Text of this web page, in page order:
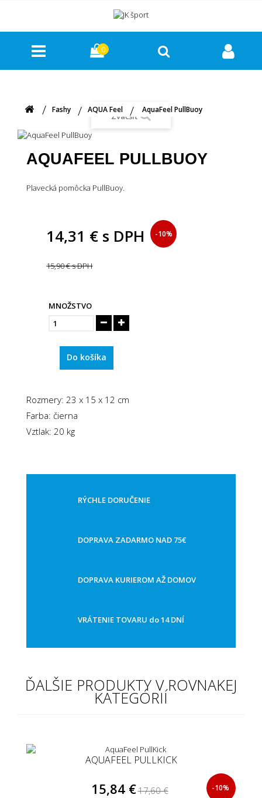
0
Fashy AQUA Feel AquaFeel PullBuoy
Zväčšiť
AQUAFEEL PULLBUOY
Plavecká pomôcka PullBuoy.
14,31 € s DPH -10%
15,90 €s DPH
MNOŽSTVO
Do košíka
Rozmery: 23 x 15 x 12 cm
Farba: čierna
Vztlak: 20 kg
RÝCHLE DORUČENIE
DOPRAVA ZADARMO NAD 75€
DOPRAVA KURIEROM AŽ DOMOV
VRÁTENIE TOVARU do 14 DNÍ
ĎALŠIE PRODUKTY V ROVNAKEJ
KATEGÓRIÍ
AQUAFEEL PULLKICK
15,84 €17,60 € -10%